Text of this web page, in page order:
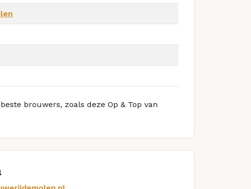
brouwers, zoals deze Op & Top van